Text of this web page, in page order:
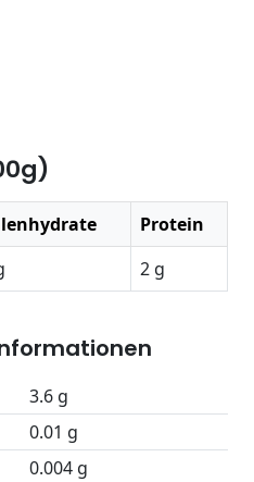
Protein
2 g
3.6 g
0.01 g
0.004 g